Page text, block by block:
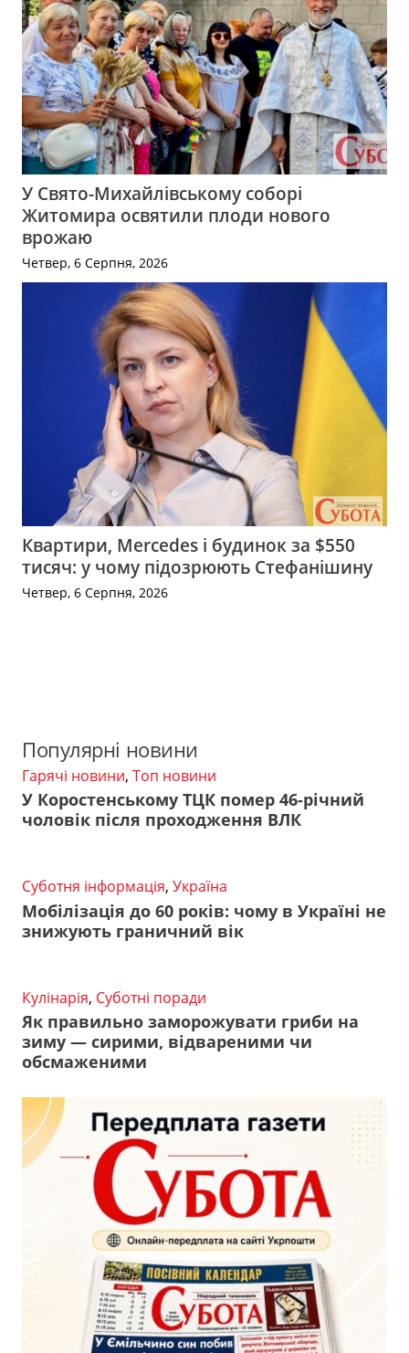
У Свято-Михайлівському соборі
Житомира освятили плоди нового
врожаю
Четвер, 6 Серпня, 2026
Квартири, Mercedes і будинок за $550
тисяч: у чому підозрюють Стефанішину
Четвер, 6 Серпня, 2026
Популярні новини
Гарячі новини, Топ новини
У Коростенському ТЦК помер 46-річний
чоловік після проходження ВЛК
Суботня інформація, Україна
Мобілізація до 60 років: чому в Україні не
знижують граничний вік
Кулінарія, Суботні поради
Як правильно заморожувати гриби на
зиму — сирими, відвареними чи
обсмаженими